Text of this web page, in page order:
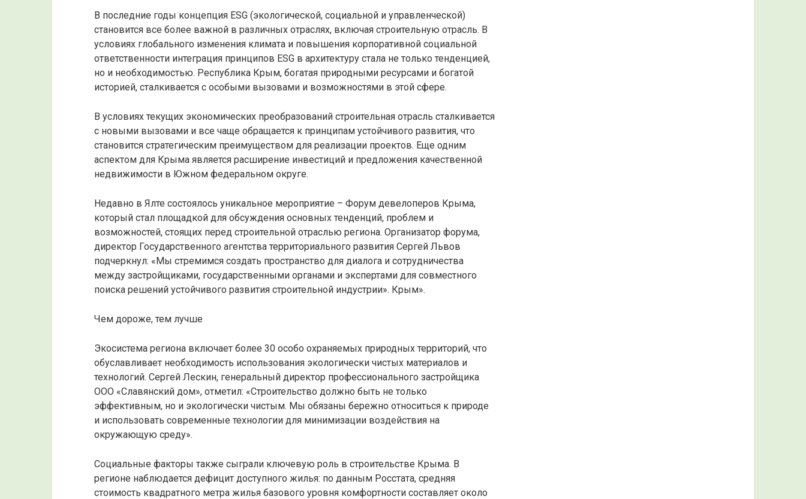
В последние годы концепция ESG (экологической, социальной и управленческой)
становится все более важной в различных отраслях, включая строительную отрасль. В
условиях глобального изменения климата и повышения корпоративной социальной
ответственности интеграция принципов ESG в архитектуру стала не только тенденцией,
но и необходимостью. Республика Крым, богатая природными ресурсами и богатой
историей, сталкивается с особыми вызовами и возможностями в этой сфере.
В условиях текущих экономических преобразований строительная отрасль сталкивается
с новыми вызовами и все чаще обращается к принципам устойчивого развития, что
становится стратегическим преимуществом для реализации проектов. Еще одним
аспектом для Крыма является расширение инвестиций и предложения качественной
недвижимости в Южном федеральном округе.
Недавно в Ялте состоялось уникальное мероприятие – Форум девелоперов Крыма,
который стал площадкой для обсуждения основных тенденций, проблем и
возможностей, стоящих перед строительной отраслью региона. Организатор форума,
директор Государственного агентства территориального развития Сергей Львов
подчеркнул: «Мы стремимся создать пространство для диалога и сотрудничества
между застройщиками, государственными органами и экспертами для совместного
поиска решений устойчивого развития строительной индустрии». Крым».
Чем дороже, тем лучше
Экосистема региона включает более 30 особо охраняемых природных территорий, что
обуславливает необходимость использования экологически чистых материалов и
технологий. Сергей Лескин, генеральный директор профессионального застройщика
ООО «Славянский дом», отметил: «Строительство должно быть не только
эффективным, но и экологически чистым. Мы обязаны бережно относиться к природе
и использовать современные технологии для минимизации воздействия на
окружающую среду».
Социальные факторы также сыграли ключевую роль в строительстве Крыма. В
регионе наблюдается дефицит доступного жилья: по данным Росстата, средняя
стоимость квадратного метра жилья базового уровня комфортности составляет около